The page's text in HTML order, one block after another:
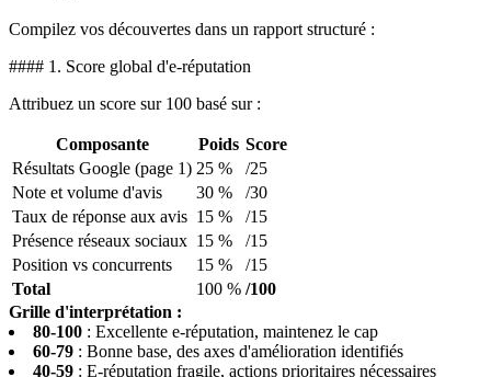
Compilez vos découvertes dans un rapport structuré :
#### 1. Score global d'e-réputation
Attribuez un score sur 100 basé sur :
Composante Poids Score
Résultats Google (page 1) 25 %
/25
Note et volume d'avis
30 %
/30
Taux de réponse aux avis 15 %
/15
Présence réseaux sociaux 15 %
/15
Position vs concurrents
15 %
/15
Total
100 % /100
Grille d'interprétation :
80-100 : Excellente e-réputation, maintenez le cap
60-79 : Bonne base, des axes d'amélioration identifiés
40-59 : E-réputation fragile, actions prioritaires nécessaires